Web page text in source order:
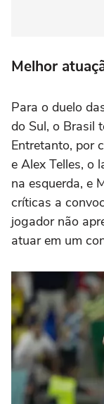
Melhor
Para o duelo
do Sul, o Brasil
Entretanto, por
e Alex Telles, o
na esquerda, e
críticas a
jogador não
atuar em um